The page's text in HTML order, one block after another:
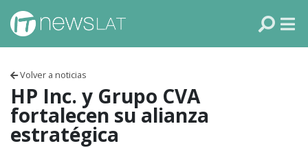
Skip to content
Volver a noticias
HP Inc. y Grupo CVA
fortalecen su alianza
estratégica
VENEZUELA
ECUADOR